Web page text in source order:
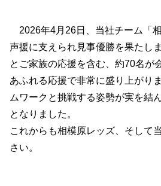
2026年4月26日、当社チーム「
声援に支えられ見事優勝を果たし
とご家族の応援を含む、約70名が
あふれる応援で非常に盛り上がり
ムワークと挑戦する姿勢が実を結
となりました。
これからも相模原レッズ、そして
さい。